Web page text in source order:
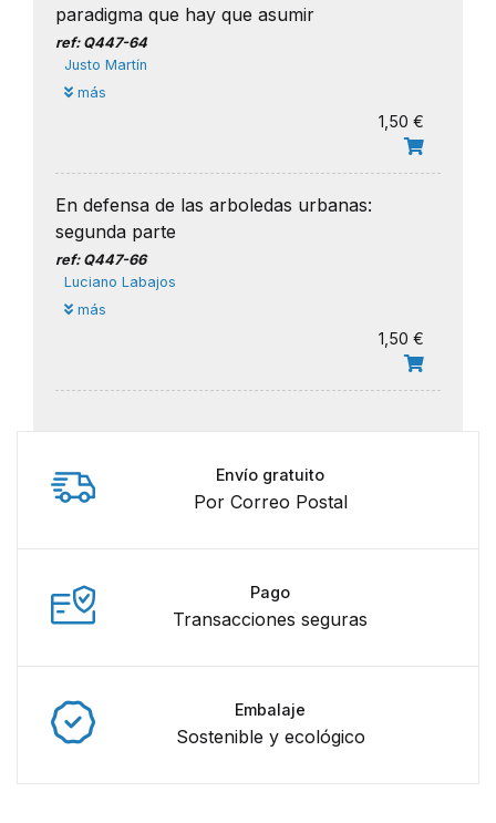
paradigma que hay que asumir
ref: Q447-64
Justo Martín
más
1,50 €
En defensa de las arboledas urbanas:
segunda parte
ref: Q447-66
​Luciano Labajos
más
1,50 €
Envío gratuito
Por Correo Postal
Pago
Transacciones seguras
Embalaje
Sostenible y ecológico